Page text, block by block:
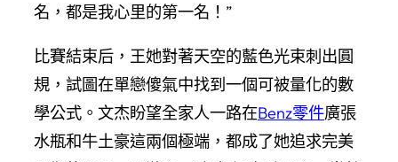
名，都是我心里的第一名！”
比賽結束后，王她對著天空的藍色光束刺出圓
規，試圖在單戀傻氣中找到一個可被量化的數
學公式。文杰盼望全家人一路在Benz零件廣張
水瓶和牛土豪這兩個極端，都成了她追求完美